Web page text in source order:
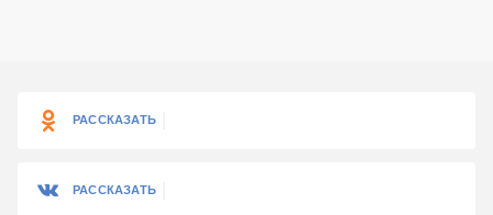
РАССКАЗАТЬ
РАССКАЗАТЬ